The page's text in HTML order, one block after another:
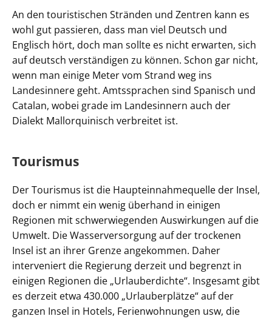
An den touristischen Stränden und Zentren kann es
wohl gut passieren, dass man viel Deutsch und
Englisch hört, doch man sollte es nicht erwarten, sich
auf deutsch verständigen zu können. Schon gar nicht,
wenn man einige Meter vom Strand weg ins
Landesinnere geht. Amtssprachen sind Spanisch und
Catalan, wobei grade im Landesinnern auch der
Dialekt Mallorquinisch verbreitet ist.
Tourismus
Der Tourismus ist die Haupteinnahmequelle der Insel,
doch er nimmt ein wenig überhand in einigen
Regionen mit schwerwiegenden Auswirkungen auf die
Umwelt. Die Wasserversorgung auf der trockenen
Insel ist an ihrer Grenze angekommen. Daher
interveniert die Regierung derzeit und begrenzt in
einigen Regionen die „Urlauberdichte“. Insgesamt gibt
es derzeit etwa 430.000 „Urlauberplätze“ auf der
ganzen Insel in Hotels, Ferienwohnungen usw, die